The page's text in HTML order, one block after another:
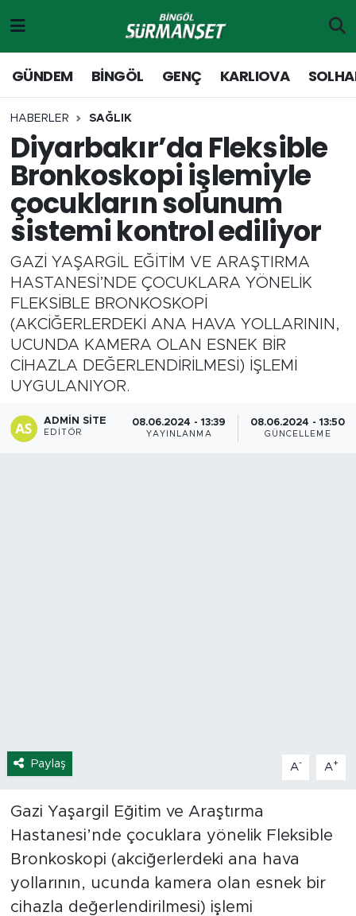
GÜNDEM BİNGÖL GENÇ KARLIOVA
HABERLER SAĞLIK
Diyarbakır’da Fleksible
Bronkoskopi işlemiyle
çocukların solunum
sistemi kontrol ediliyor
GAZİ YAŞARGİL EĞİTİM VE ARAŞTIRMA
HASTANESİ’NDE ÇOCUKLARA YÖNELİK
FLEKSİBLE BRONKOSKOPİ
(AKCİĞERLERDEKİ ANA HAVA YOLLARININ,
UCUNDA KAMERA OLAN ESNEK BİR
CİHAZLA DEĞERLENDİRİLMESİ) İŞLEMİ
UYGULANIYOR.
ADMIN SITE
EDITÖR
08.06.2024 - 13:39
YAYINLANMA
08.06.2024 - 13:50
GÜNCELLEME
Paylaş A- A+
Gazi Yaşargil Eğitim ve Araştırma
Hastanesi’nde çocuklara yönelik Fleksible
Bronkoskopi (akciğerlerdeki ana hava
yollarının, ucunda kamera olan esnek bir
cihazla değerlendirilmesi) işlemi
Genç
Solhan
Karlıova
Adaklı-Kiğı
Yayladere-Yedisu
MD Prestij Dergisi
Siyaset
Spor
Yaşam
Merkez Hava Durumu
Merkez Trafik Yoğunluk Haritası
Süper Lig Puan Durumu ve Fikstür
Tüm Manşetler
Son Dakika Haberleri
Haber Arşivi